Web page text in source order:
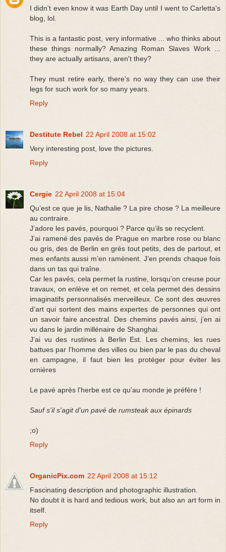
I didn't even know it was Earth Day until I went to Carletta's
blog, lol.
This is a fantastic post, very informative ... who thinks about
these things normally? Amazing Roman Slaves Work ...
they are actually artisans, aren't they?
They must retire early, there's no way they can use their
legs for such work for so many years.
Reply
Destitute Rebel 22 April 2008 at 15:02
Very interesting post, love the pictures.
Reply
Cergie 22 April 2008 at 15:04
Qu’est ce que je lis, Nathalie ? La pire chose ? La meilleure
au contraire.
J’adore les pavés, pourquoi ? Parce qu’ils se recyclent.
J’ai ramené des pavés de Prague en marbre rose ou blanc
ou gris, des de Berlin en grés tout petits, des de partout, et
mes enfants aussi m’en ramènent. J’en prends chaque fois
dans un tas qui traîne.
Car les pavés, cela permet la rustine, lorsqu’on creuse pour
travaux, on enlève et on remet, et cela permet des dessins
imaginatifs personnalisés merveilleux. Ce sont des œuvres
d’art qui sortent des mains expertes de personnes qui ont
un savoir faire ancestral. Des chemins pavés ainsi, j’en ai
vu dans le jardin millénaire de Shanghai.
J’ai vu des rustines à Berlin Est. Les chemins, les rues
battues par l’homme des villes ou bien par le pas du cheval
en campagne, il faut bien les protéger pour éviter les
ornières
Le pavé après l'herbe est ce qu'au monde je préfère !
Sauf s'il s'agit d'un pavé de rumsteak aux épinards
;o)
Reply
OrganicPix.com 22 April 2008 at 15:12
Fascinating description and photographic illustration.
No doubt it is hard and tedious work, but also an art form in
itself.
Reply